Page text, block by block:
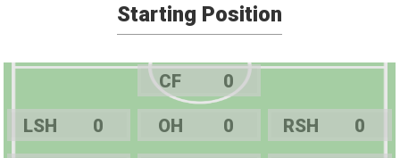
Starting Position
CF 0
LSH 0 OH 0 RSH 0